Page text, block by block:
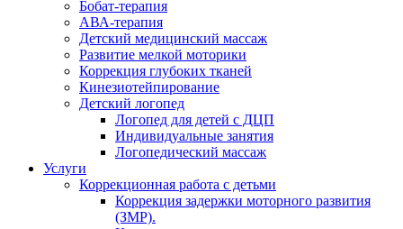
Бобат-терапия
АВА-терапия
Детский медицинский массаж
Развитие мелкой моторики
Коррекция глубоких тканей
Кинезиотейпирование
Детский логопед
Логопед для детей с ДЦП
Индивидуальные занятия
Логопедический массаж
Услуги
Коррекционная работа с детьми
Коррекция задержки моторного развития
(ЗМР).